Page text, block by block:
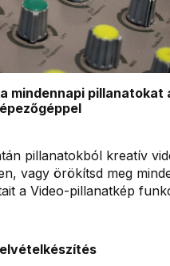
mindennapi pillanatokat
pillanatokból kreatív
vagy örökítsd meg
a Video-pillanatkép